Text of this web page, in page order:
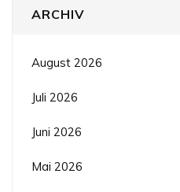
ARCHIV
August 2026
Juli 2026
Juni 2026
Mai 2026